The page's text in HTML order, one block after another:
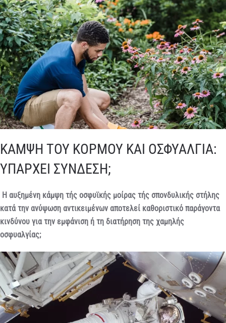
ΚΑΜΨΗ ΤΟΥ ΚΟΡΜΟΥ ΚΑΙ ΟΣΦΥΑΛΓΙΑ:
ΥΠΑΡΧΕΙ ΣΥΝΔΕΣΗ;
Η αυξημένη κάμψη τής οσφυϊκής μοίρας τής σπονδυλικής στήλης
κατά την ανύψωση αντικειμένων αποτελεί καθοριστικό παράγοντα
κινδύνου για την εμφάνιση ή τη διατήρηση της χαμηλής
οσφυαλγίας;